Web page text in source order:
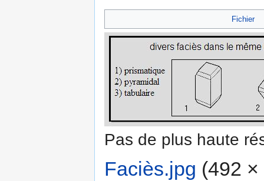
Fichier
Pas de plus haute
Faciès.jpg (492